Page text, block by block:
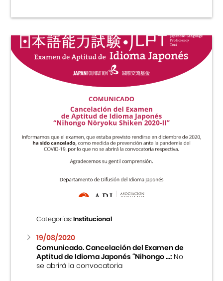
Categorías:Institucional
19/08/2020
Comunicado. Cancelación del Examen de
Aptitud de Idioma Japonés “Nihongo ...:No
se abrirá la convocatoria